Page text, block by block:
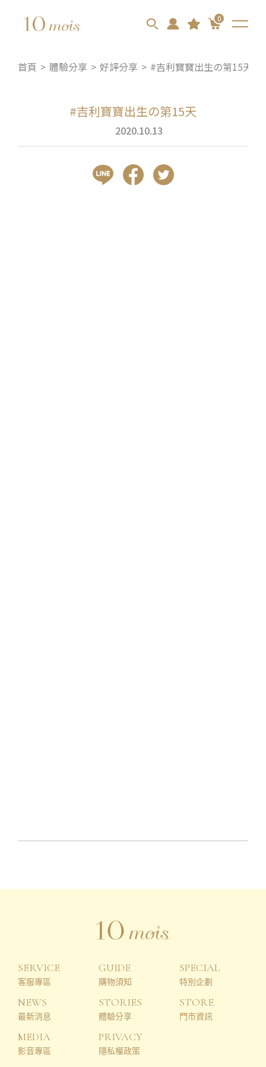
0
首頁 體驗分享 好評分享 #吉利寶寶出生の第15天
#吉利寶寶出生の第15天
2020.10.13
SERVICE
客服專區
GUIDE
購物須知
SPECIAL
特別企劃
NEWS
最新消息
STORIES
體驗分享
STORE
門市資訊
MEDIA
影音專區
PRIVACY
隱私權政策